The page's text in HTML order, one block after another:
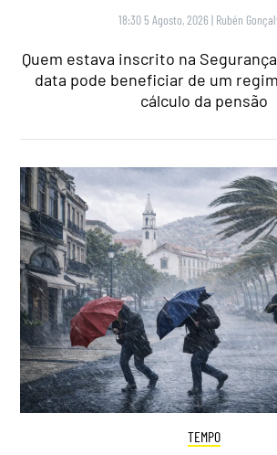
18:30 5 Agosto, 2026 | Rubén
Quem estava inscrito na
data pode beneficiar de um
cálculo da pensão
TEMPO